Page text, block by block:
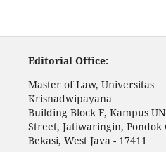
Editorial Office:
Master of Law, Universitas
Krisnadwipayana
Building Block F, Kampus
Street, Jatiwaringin, Pondok
Bekasi, West Java - 17411